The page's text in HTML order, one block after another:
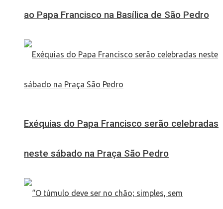
ao Papa Francisco na Basílica de São Pedro
Exéquias do Papa Francisco serão celebradas
neste sábado na Praça São Pedro